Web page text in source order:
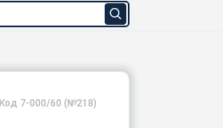
Код 7-000/60 (№218)